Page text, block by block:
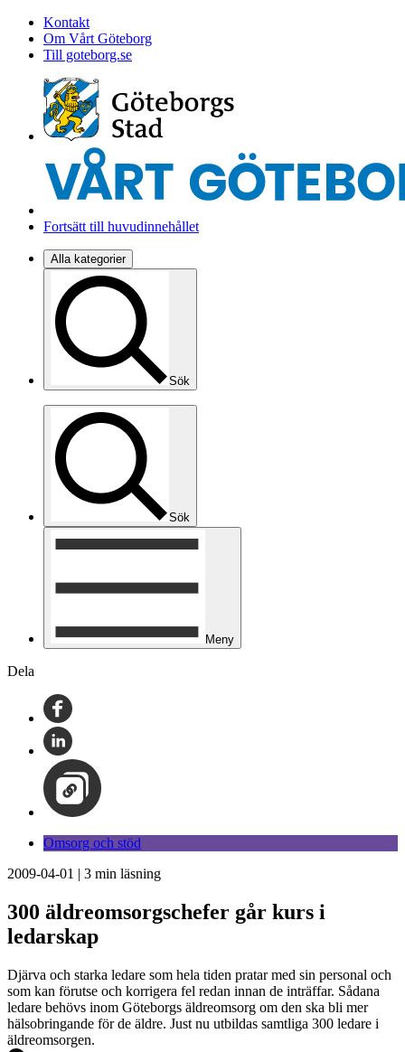
Kontakt
Om Vårt Göteborg
Till goteborg.se
Fortsätt till huvudinnehållet
Alla kategorier
Sök
Sök
Meny
Dela
Omsorg och stöd
2009-04-01 | 3 min läsning
300 äldreomsorgschefer går kurs i
ledarskap
Djärva och starka ledare som hela tiden pratar med sin personal och
som kan förutse och korrigera fel redan innan de inträffar. Sådana
ledare behövs inom Göteborgs äldreomsorg om den ska bli mer
hälsobringande för de äldre. Just nu utbildas samtliga 300 ledare i
äldreomsorgen.